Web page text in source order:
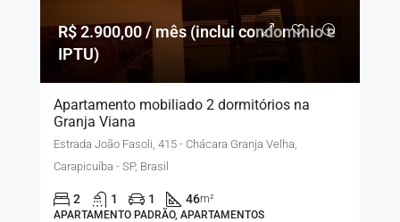
R$ 2.900,00 / mês (inclui condomínio e
IPTU)
Apartamento mobiliado 2 dormitórios na
Granja Viana
Estrada João Fasoli, 415 - Chácara Granja Velha,
Carapicuíba - SP, Brasil
2 1 1 46m²
APARTAMENTO PADRÃO, APARTAMENTOS